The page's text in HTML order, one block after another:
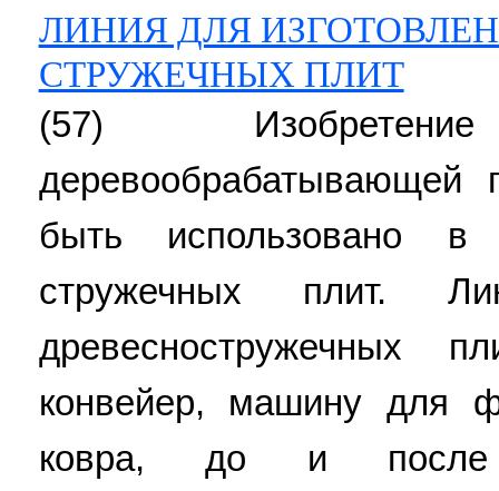
ЛИНИЯ ДЛЯ
СТРУЖЕЧНЫХ ПЛИТ
(57)
быть использовано в
стружечных плит.
древесностружечных
конвейер, машину для
ковра, до и после